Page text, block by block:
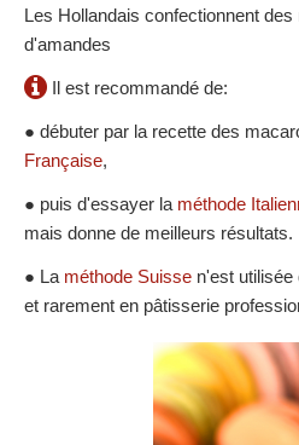
Les Hollandais confectionnent
d'amandes
Il est recommandé de:
● débuter par la recette des
Française,
● puis d'essayer la méthode
mais donne de meilleurs résultats.
● La méthode Suisse n'est utilisée
et rarement en pâtisserie